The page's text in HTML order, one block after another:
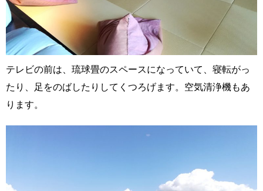
テレビの前は、琉球畳のスペースになっていて、寝転がっ
たり、足をのばしたりしてくつろげます。空気清浄機もあ
ります。